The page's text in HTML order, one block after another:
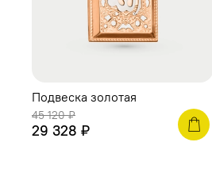
Подвеска золотая
45 120 ₽
29 328 ₽